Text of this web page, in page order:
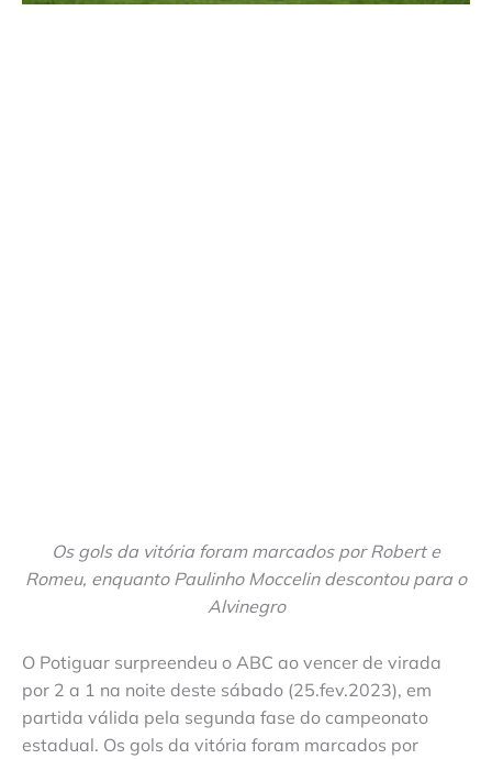
Os gols da vitória foram marcados por Robert e
Romeu, enquanto Paulinho Moccelin descontou para o
Alvinegro
O Potiguar surpreendeu o ABC ao vencer de virada
por 2 a 1 na noite deste sábado (25.fev.2023), em
partida válida pela segunda fase do campeonato
estadual. Os gols da vitória foram marcados por